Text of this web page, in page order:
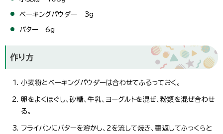
ベーキングパウダー 3g
バター 6g
作り方
小麦粉とベーキングパウダーは合わせてふるっておく。
卵をよくほぐし、砂糖、牛乳、ヨーグルトを混ぜ、粉類を混ぜ合わせ
る。
フライパンにバターを溶かし、2を流して焼き、裏返してふっくらと